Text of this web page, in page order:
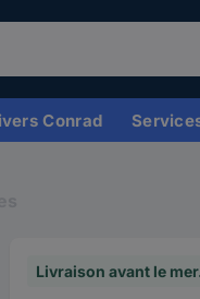
Conrad
Livraison avant le